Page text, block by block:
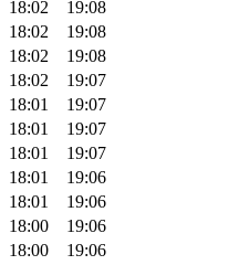
18:02
19:08
18:02
19:08
18:02
19:08
18:02
19:07
18:01
19:07
18:01
19:07
18:01
19:07
18:01
19:06
18:01
19:06
18:00
19:06
18:00 19:06